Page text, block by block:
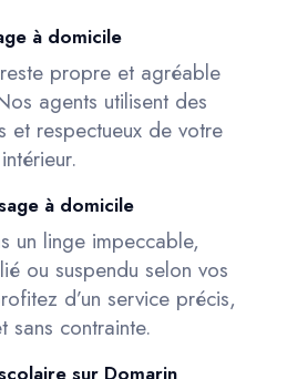
à domicile
propre et agréable
agents utilisent des
et respectueux de votre
intérieur.
à domicile
un linge impeccable,
ou suspendu selon vos
d’un service précis,
sans contrainte.
sur Domarin